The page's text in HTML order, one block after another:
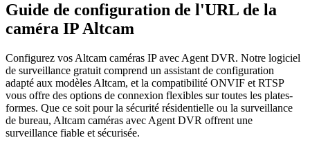
Guide de configuration de l'URL de la
caméra IP Altcam
Configurez vos Altcam caméras IP avec Agent DVR. Notre logiciel
de surveillance gratuit comprend un assistant de configuration
adapté aux modèles Altcam, et la compatibilité ONVIF et RTSP
vous offre des options de connexion flexibles sur toutes les plates-
formes. Que ce soit pour la sécurité résidentielle ou la surveillance
de bureau, Altcam caméras avec Agent DVR offrent une
surveillance fiable et sécurisée.